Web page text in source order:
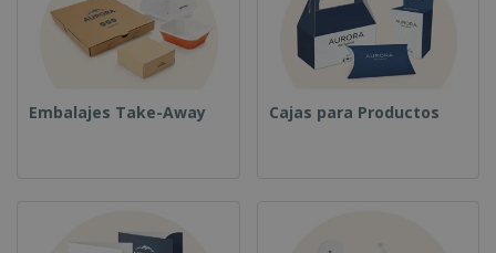
Embalajes Take-Away Cajas para Productos